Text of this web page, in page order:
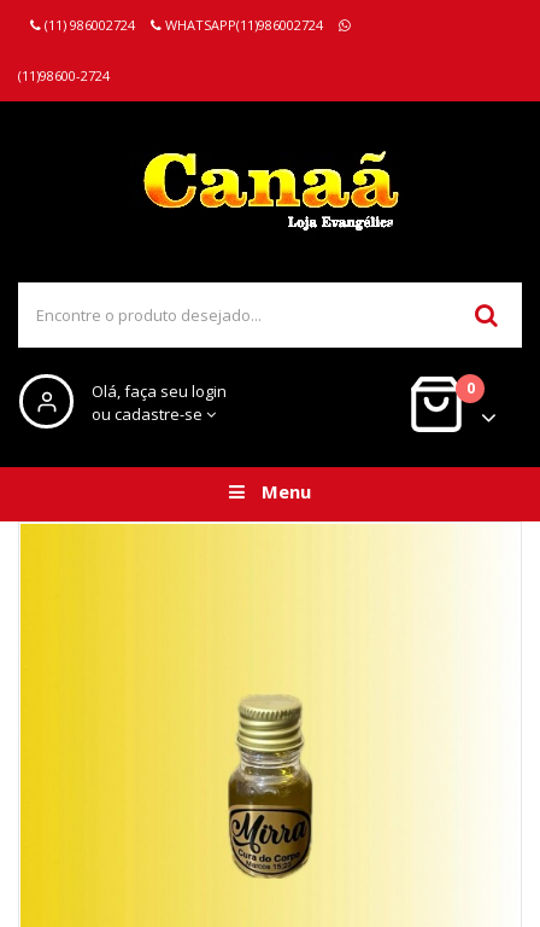
(11) 986002724 WHATSAPP(11)986002724
(11)98600-2724
Olá, faça seu login
ou cadastre-se
0
Menu